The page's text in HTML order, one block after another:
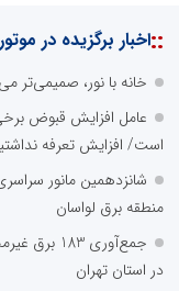
::اخبار برگزیده در
خانه با نور، صمیمی‌تر
عامل افزایش قبوض
است/ افزایش تعرفه
شانزدهمین مانور
منطقه برق لواسان
جمع‌آوری
در استان تهران